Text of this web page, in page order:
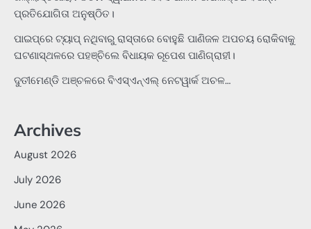
ପ୍ରତିଯୋଗିତା ଅନୁଷ୍ଠିତ।
ପାଇପ୍‌ରେ ଟ୍ୟାପ୍‌ ନଥିବାରୁ ରାସ୍ତାରେ ବୋହୁଛି ପାଣିଜଳ ଅପଚୟ ରୋକିବାକୁ
ଘଟଣାସ୍ଥଳରେ ପହଞ୍ଚିଲେ ବିଧାୟକ ରୂପେଶ ପାଣିଗ୍ରାହୀ।
ଦୁତୀମେଣ୍ଡି ଅଞ୍ଚଳରେ ବିଏସ୍‌ଏନ୍‌ଏଲ୍‌ ନେଟୱାର୍କ ଅଚଳ…
Archives
August 2026
July 2026
June 2026